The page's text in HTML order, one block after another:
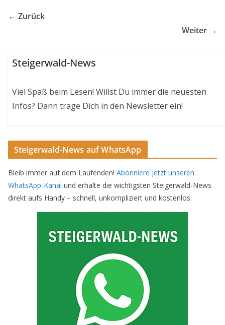
← Zurück
Weiter →
Steigerwald-News
Viel Spaß beim Lesen! Willst Du immer die neuesten
Infos? Dann trage Dich in den Newsletter ein!
Steigerwald-News auf WhatsApp
Bleib immer auf dem Laufenden! Abonniere jetzt unseren
WhatsApp-Kanal und erhalte die wichtigsten Steigerwald-News
direkt aufs Handy – schnell, unkompliziert und kostenlos.